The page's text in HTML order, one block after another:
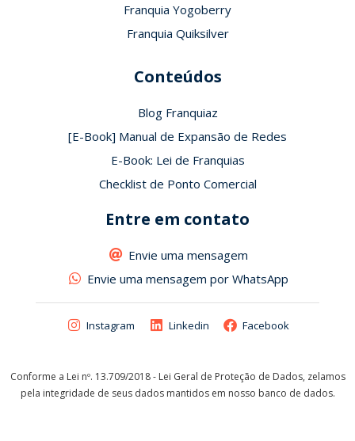
Franquia Yogoberry
Franquia Quiksilver
Conteúdos
Blog Franquiaz
[E-Book] Manual de Expansão de Redes
E-Book: Lei de Franquias
Checklist de Ponto Comercial
Entre em contato
Envie uma mensagem
Envie uma mensagem por WhatsApp
Instagram Linkedin Facebook
Conforme a Lei nº. 13.709/2018 - Lei Geral de Proteção de Dados, zelamos
pela integridade de seus dados mantidos em nosso banco de dados.